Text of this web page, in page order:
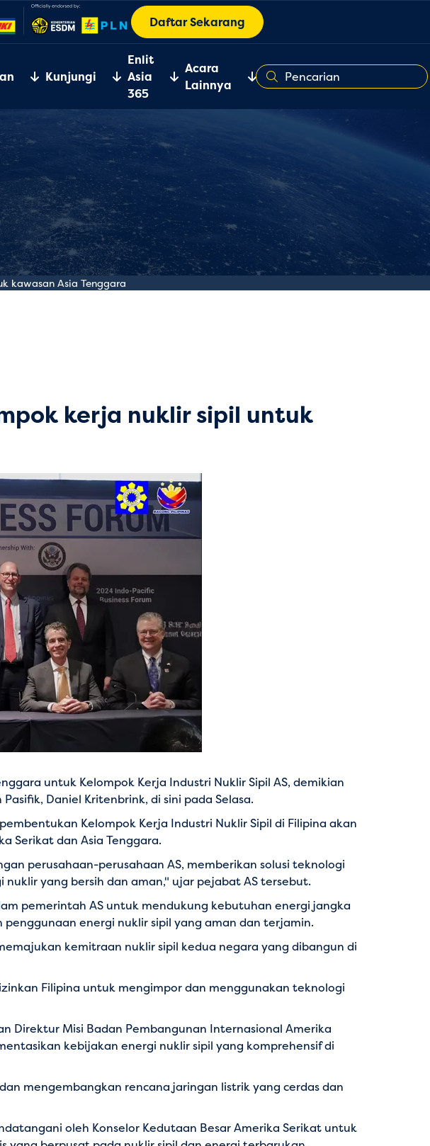
Daftar Sekarang
Kunjungi
Enlit
Asia
365
Acara
Lainnya
kawasan Asia Tenggara
kerja nuklir sipil untuk
untuk Kelompok Kerja Industri Nuklir Sipil AS, demikian
Daniel Kritenbrink, di sini pada Selasa.
Kelompok Kerja Industri Nuklir Sipil di Filipina akan
Serikat dan Asia Tenggara.
perusahaan-perusahaan AS, memberikan solusi teknologi
yang bersih dan aman," ujar pejabat AS tersebut.
pemerintah AS untuk mendukung kebutuhan energi jangka
energi nuklir sipil yang aman dan terjamin.
kemitraan nuklir sipil kedua negara yang dibangun di
Filipina untuk mengimpor dan menggunakan teknologi
Direktur Misi Badan Pembangunan Internasional Amerika
kebijakan energi nuklir sipil yang komprehensif di
mengembangkan rencana jaringan listrik yang cerdas dan
oleh Konselor Kedutaan Besar Amerika Serikat untuk